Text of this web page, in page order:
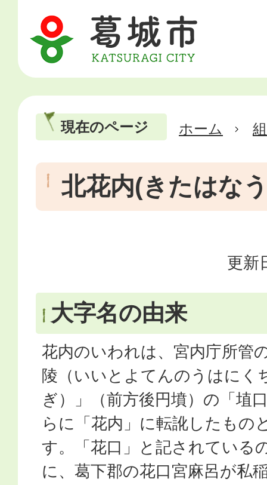
現在のページ ホーム
北花内(きたはな
更新
大字名の由来
花内のいわれは、宮内庁所管
陵（いいとよてんのうはにく
ぎ）」（前方後円墳）の「埴
らに「花内」に転訛したもの
す。「花口」と記されている
に、葛下郡の花口宮麻呂が私